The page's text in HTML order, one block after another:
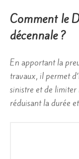
Comment le
décennale ?
En apportant la
travaux, il permet
sinistre et de limiter
réduisant la durée